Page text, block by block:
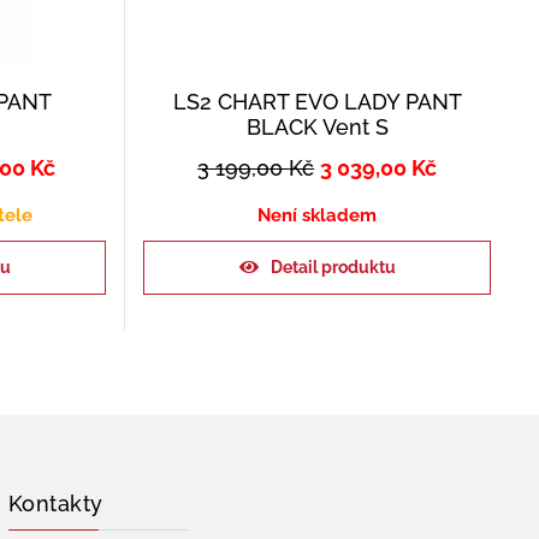
Kč
LS2 CHART EVO LADY PANT
BLACK Vent S
3 199,00Kč 3 039,00 Kč
Není skladem
Detail produktu
Kontakty